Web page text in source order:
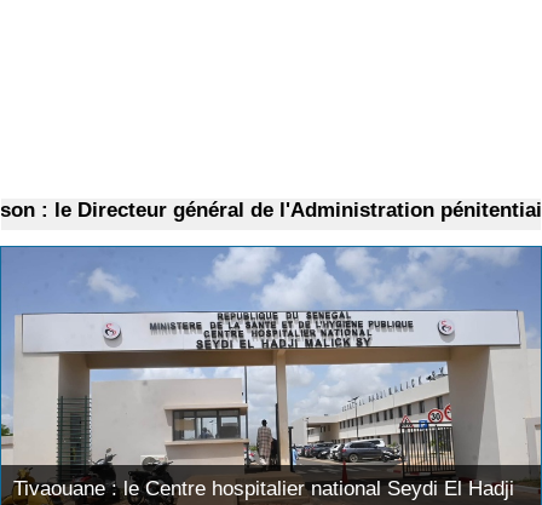
le Directeur général de l'Administration pénitentiaire
Tivaouane : le Centre hospitalier national Seydi El Hadji